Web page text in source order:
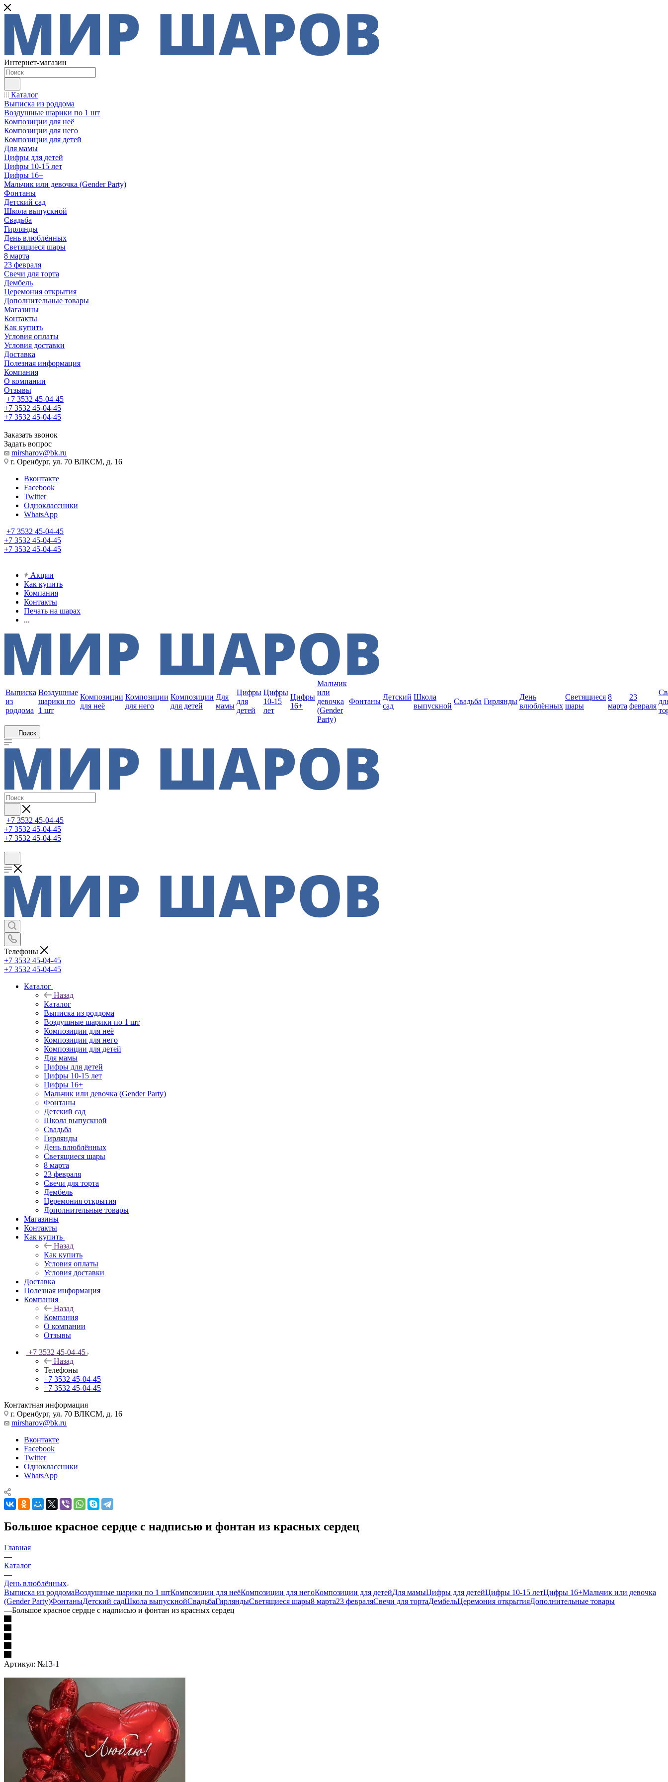
Интернет-магазин
Каталог
Выписка из роддома
Воздушные шарики по 1 шт
Композиции для неё
Композиции для него
Композиции для детей
Для мамы
Цифры для детей
Цифры 10-15 лет
Цифры 16+
Мальчик или девочка (Gender Party)
Фонтаны
Детский сад
Школа выпускной
Свадьба
Гирлянды
День влюблённых
Светящиеся шары
8 марта
23 февраля
Свечи для торта
Дембель
Церемония открытия
Дополнительные товары
Магазины
Контакты
Как купить
Условия оплаты
Условия доставки
Доставка
Полезная информация
Компания
О компании
Отзывы
+7 3532 45-04-45
+7 3532 45-04-45
+7 3532 45-04-45
Заказать звонок
Задать вопрос
mirsharov@bk.ru
г. Оренбург, ул. 70 ВЛКСМ, д. 16
Вконтакте
Facebook
Twitter
Одноклассники
WhatsApp
+7 3532 45-04-45
+7 3532 45-04-45
+7 3532 45-04-45
Акции
Как купить
Компания
Контакты
Печать на шарах
...
Выписка
из
роддома
Воздушные
шарики по
1 шт
Композиции
для неё
Композиции
для него
Композиции
для детей
Для
мамы
Цифры
для
детей
Цифры
10-15
лет
Цифры
16+
Мальчик
или
девочка
(Gender
Party)
Фонтаны
Детский
сад
Школа
выпускной
Свадьба Гирлянды
День
влюблённых
Светящиеся
шары
8
марта
23
февраля
Поиск
+7 3532 45-04-45
+7 3532 45-04-45
+7 3532 45-04-45
Телефоны
+7 3532 45-04-45
+7 3532 45-04-45
Каталог
Назад
Каталог
Выписка из роддома
Воздушные шарики по 1 шт
Композиции для неё
Композиции для него
Композиции для детей
Для мамы
Цифры для детей
Цифры 10-15 лет
Цифры 16+
Мальчик или девочка (Gender Party)
Фонтаны
Детский сад
Школа выпускной
Свадьба
Гирлянды
День влюблённых
Светящиеся шары
8 марта
23 февраля
Свечи для торта
Дембель
Церемония открытия
Дополнительные товары
Магазины
Контакты
Как купить
Назад
Как купить
Условия оплаты
Условия доставки
Доставка
Полезная информация
Компания
Назад
Компания
О компании
Отзывы
+7 3532 45-04-45
Назад
Телефоны
+7 3532 45-04-45
+7 3532 45-04-45
Контактная информация
г. Оренбург, ул. 70 ВЛКСМ, д. 16
mirsharov@bk.ru
Вконтакте
Facebook
Twitter
Одноклассники
WhatsApp
Большое красное сердце с надписью и фонтан из красных сердец
Главная
—
Каталог
—
День влюблённых
Выписка из роддомаВоздушные шарики по 1 штКомпозиции для неёКомпозиции для негоКомпозиции для детейДля мамыЦифры для детейЦифры 10-15 летЦифры 16+Мальчик или девочка
(Gender Party)ФонтаныДетский садШкола выпускнойСвадьбаГирляндыСветящиеся шары8 марта23 февраляСвечи для тортаДембельЦеремония открытияДополнительные товары
—Большое красное сердце с надписью и фонтан из красных сердец
Артикул: №13-1